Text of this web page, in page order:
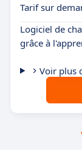
Tarif sur
Logiciel de
grâce à
Voir plus